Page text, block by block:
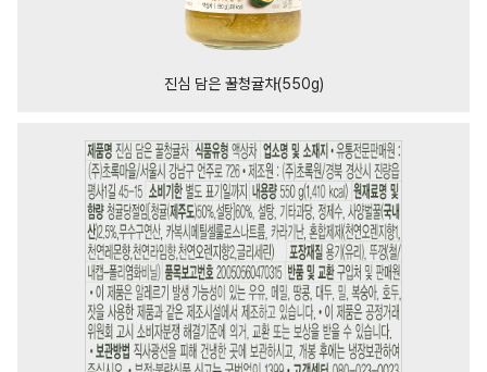
진심 담은 꿀청귤차(550g)